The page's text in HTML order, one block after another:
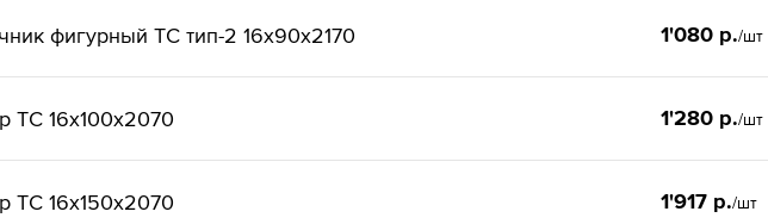
фигурный ТС тип-2 16x90x2170 1'080 р./шт
ТС 16x100x2070 1'280 р./шт
ТС 16x150x2070 1'917 р./шт